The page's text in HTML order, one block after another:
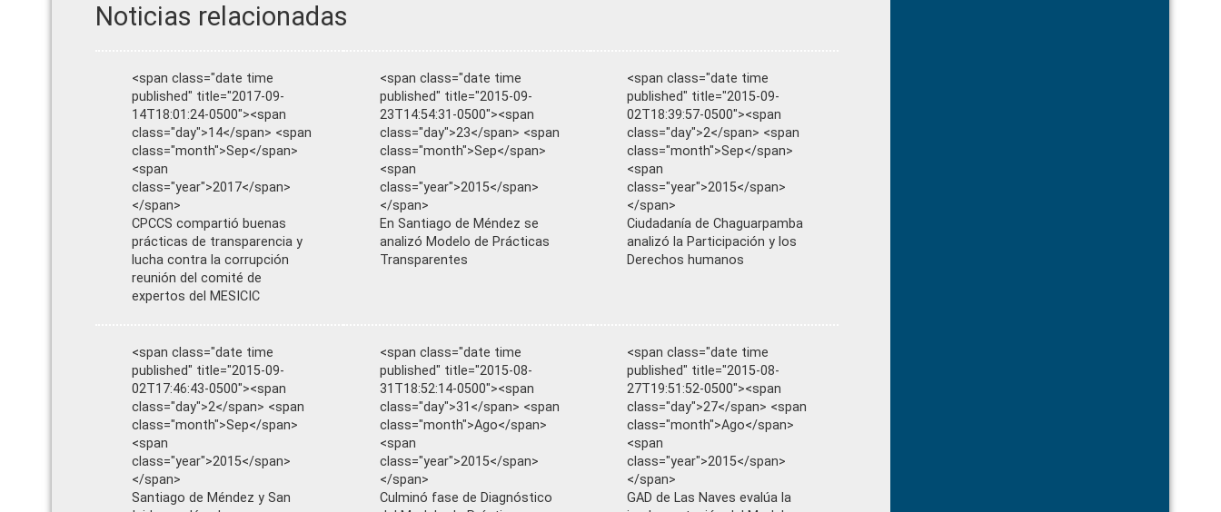
Noticias relacionadas
<span class="date time
published" title="2017-09-
14T18:01:24-0500"><span
class="day">14</span> <span
class="month">Sep</span>
<span
class="year">2017</span>
</span>
CPCCS compartió buenas
prácticas de transparencia y
lucha contra la corrupción
reunión del comité de
expertos del MESICIC
<span class="date time
published" title="2015-09-
23T14:54:31-0500"><span
class="day">23</span> <span
class="month">Sep</span>
<span
class="year">2015</span>
</span>
En Santiago de Méndez se
analizó Modelo de Prácticas
Transparentes
<span class="date time
published" title="2015-09-
02T18:39:57-0500"><span
class="day">2</span> <span
class="month">Sep</span>
<span
class="year">2015</span>
</span>
Ciudadanía de Chaguarpamba
analizó la Participación y los
Derechos humanos
<span class="date time
published" title="2015-09-
02T17:46:43-0500"><span
class="day">2</span> <span
class="month">Sep</span>
<span
class="year">2015</span>
</span>
Santiago de Méndez y San
<span class="date time
published" title="2015-08-
31T18:52:14-0500"><span
class="day">31</span> <span
class="month">Ago</span>
<span
class="year">2015</span>
</span>
Culminó fase de Diagnóstico
<span class="date time
published" title="2015-08-
27T19:51:52-0500"><span
class="day">27</span> <span
class="month">Ago</span>
<span
class="year">2015</span>
</span>
GAD de Las Naves evalúa la